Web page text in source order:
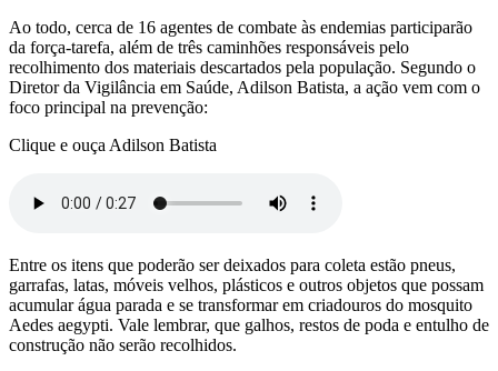
Ao todo, cerca de 16 agentes de combate às endemias participarão
da força-tarefa, além de três caminhões responsáveis pelo
recolhimento dos materiais descartados pela população. Segundo o
Diretor da Vigilância em Saúde, Adilson Batista, a ação vem com o
foco principal na prevenção:
Clique e ouça Adilson Batista
Entre os itens que poderão ser deixados para coleta estão pneus,
garrafas, latas, móveis velhos, plásticos e outros objetos que possam
acumular água parada e se transformar em criadouros do mosquito
Aedes aegypti. Vale lembrar, que galhos, restos de poda e entulho de
construção não serão recolhidos.